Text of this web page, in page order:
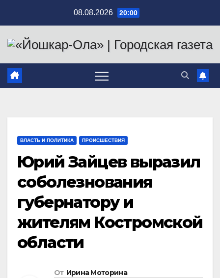
содержимому
08.08.2026 20:00
ВЛАСТЬ И ПОЛИТИКА ПРОИСШЕСТВИЯ
Юрий Зайцев выразил
соболезнования
губернатору и
жителям Костромской
области
От Ирина Моторина